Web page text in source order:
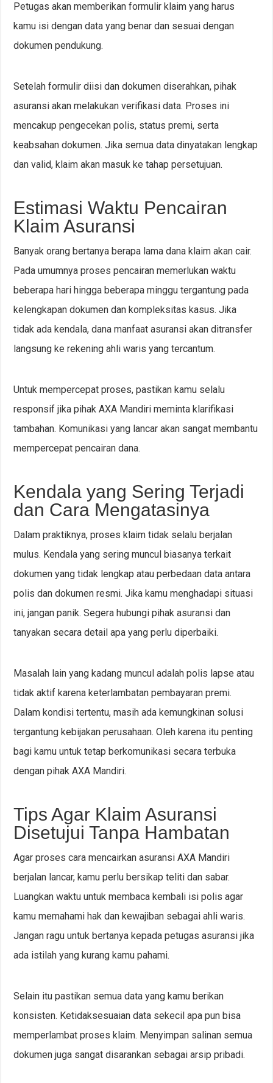
Petugas akan memberikan formulir klaim yang harus
kamu isi dengan data yang benar dan sesuai dengan
dokumen pendukung.
Setelah formulir diisi dan dokumen diserahkan, pihak
asuransi akan melakukan verifikasi data. Proses ini
mencakup pengecekan polis, status premi, serta
keabsahan dokumen. Jika semua data dinyatakan lengkap
dan valid, klaim akan masuk ke tahap persetujuan.
Estimasi Waktu Pencairan
Klaim Asuransi
Banyak orang bertanya berapa lama dana klaim akan cair.
Pada umumnya proses pencairan memerlukan waktu
beberapa hari hingga beberapa minggu tergantung pada
kelengkapan dokumen dan kompleksitas kasus. Jika
tidak ada kendala, dana manfaat asuransi akan ditransfer
langsung ke rekening ahli waris yang tercantum.
Untuk mempercepat proses, pastikan kamu selalu
responsif jika pihak AXA Mandiri meminta klarifikasi
tambahan. Komunikasi yang lancar akan sangat membantu
mempercepat pencairan dana.
Kendala yang Sering Terjadi
dan Cara Mengatasinya
Dalam praktiknya, proses klaim tidak selalu berjalan
mulus. Kendala yang sering muncul biasanya terkait
dokumen yang tidak lengkap atau perbedaan data antara
polis dan dokumen resmi. Jika kamu menghadapi situasi
ini, jangan panik. Segera hubungi pihak asuransi dan
tanyakan secara detail apa yang perlu diperbaiki.
Masalah lain yang kadang muncul adalah polis lapse atau
tidak aktif karena keterlambatan pembayaran premi.
Dalam kondisi tertentu, masih ada kemungkinan solusi
tergantung kebijakan perusahaan. Oleh karena itu penting
bagi kamu untuk tetap berkomunikasi secara terbuka
dengan pihak AXA Mandiri.
Tips Agar Klaim Asuransi
Disetujui Tanpa Hambatan
Agar proses cara mencairkan asuransi AXA Mandiri
berjalan lancar, kamu perlu bersikap teliti dan sabar.
Luangkan waktu untuk membaca kembali isi polis agar
kamu memahami hak dan kewajiban sebagai ahli waris.
Jangan ragu untuk bertanya kepada petugas asuransi jika
ada istilah yang kurang kamu pahami.
Selain itu pastikan semua data yang kamu berikan
konsisten. Ketidaksesuaian data sekecil apa pun bisa
memperlambat proses klaim. Menyimpan salinan semua
dokumen juga sangat disarankan sebagai arsip pribadi.